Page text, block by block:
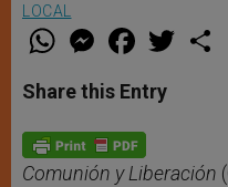
LOCAL
W
t
s
p
p
M
e
s
e
g
e
r
F
a
e
b
o
k
w
Share this Entry
Comunión y Liberación